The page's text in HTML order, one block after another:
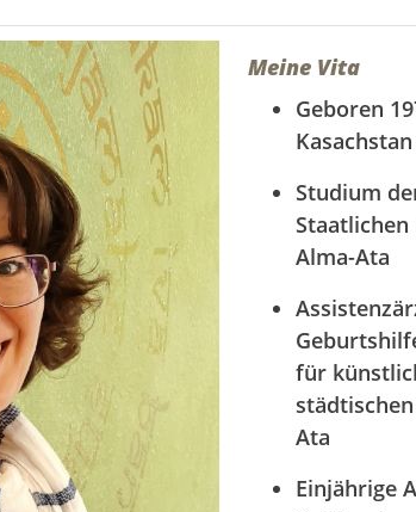
Meine Vita
Geboren
Studium
Alma-Ata
für
Ata
Einjährige